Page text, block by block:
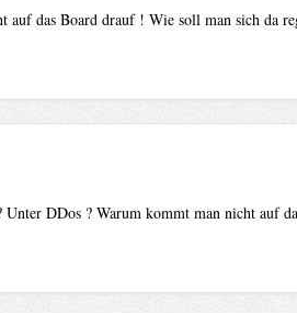
auf das Board drauf ! Wie soll man sich da
DDos ? Warum kommt man nicht auf